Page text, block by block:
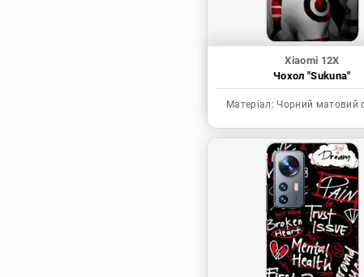
Xiaomi 12X
Чохол "Sukuna"
Матеріал: Чорний матовий